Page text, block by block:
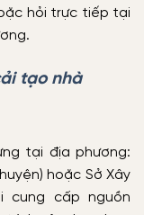
hỏi trực tiếp tại
tạo nhà
tại địa phương:
hoặc Sở Xây
cung cấp nguồn